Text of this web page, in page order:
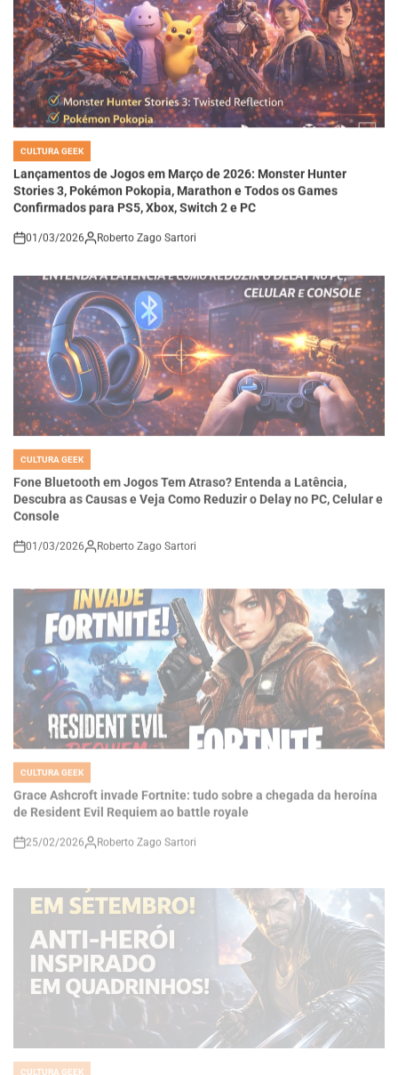
IN
CULTURA GEEK
Lançamentos de Jogos em Março de 2026: Monster Hunter
Stories 3, Pokémon Pokopia, Marathon e Todos os Games
Confirmados para PS5, Xbox, Switch 2 e PC
Roberto Zago Sartori
POSTED
CULTURA GEEK
Fone Bluetooth em Jogos Tem Atraso? Entenda a Latência,
Descubra as Causas e Veja Como Reduzir o Delay no PC, Celular e
Console
on
01/03/2026
POSTED
IN
CULTURA GEEK
Grace Ashcroft invade Fortnite: tudo sobre a chegada da heroína
de Resident Evil Requiem ao battle royale
on
25/02/2026 Roberto Zago Sartori
MARVEL’S WOLVERINE GANHA DATA OFICIAL: LANÇAMENTO EM
SETEMBRO MARCA NOVA FASE DA INSOMNIAC NO PS5